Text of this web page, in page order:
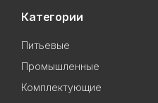
Категории
Питьевые
Промышленные
Комплектующие